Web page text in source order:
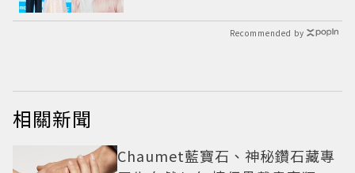
Recommended by
相關新聞
Chaumet藍寶石、神秘鑽石藏專